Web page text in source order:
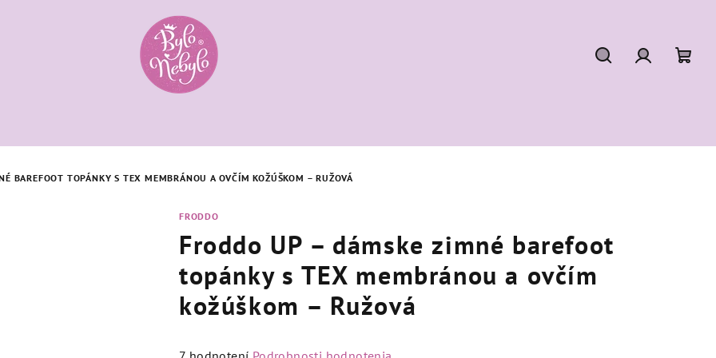
BAREFOOT TOPÁNKY S TEX MEMBRÁNOU A OVČÍM KOŽÚŠKOM – RUŽOVÁ
FRODDO
Froddo UP – dámske zimné barefoot
topánky s TEX membránou a ovčím
kožúškom – Ružová
Priemerné